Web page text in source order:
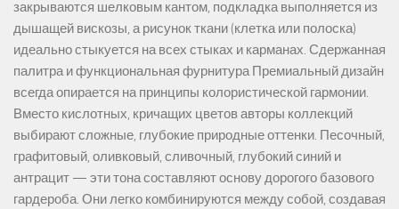
закрываются шелковым кантом, подкладка выполняется из
дышащей вискозы, а рисунок ткани (клетка или полоска)
идеально стыкуется на всех стыках и карманах. Сдержанная
палитра и функциональная фурнитура Премиальный дизайн
всегда опирается на принципы колористической гармонии.
Вместо кислотных, кричащих цветов авторы коллекций
выбирают сложные, глубокие природные оттенки. Песочный,
графитовый, оливковый, сливочный, глубокий синий и
антрацит — эти тона составляют основу дорогого базового
гардероба. Они легко комбинируются между собой, создавая